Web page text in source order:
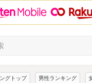
グトップ 男性ランキング